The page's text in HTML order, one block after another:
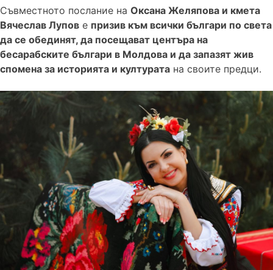
Съвместното послание на Оксана Желяпова и кмета
Вячеслав Лупов е призив към всички българи по света
да се обединят, да посещават центъра на
бесарабските българи в Молдова и да запазят жив
спомена за историята и културата на своите предци.